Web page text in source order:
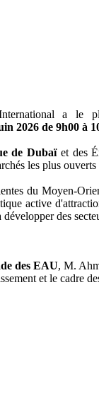
a
2026 de 9h00 à
de Dubaï et des
les plus
du Moyen-
active
des
des EAU, M.
et le cadre